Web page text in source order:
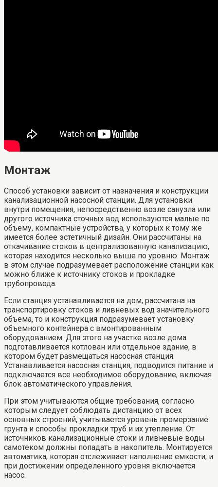
Монтаж
Способ установки зависит от назначения и конструкции
канализационной насосной станции. Для установки
внутри помещения, непосредственно возле санузла или
другого источника сточных вод используются малые по
объему, компактные устройства, у которых к тому же
имеется более эстетичный дизайн. Они рассчитаны на
откачивание стоков в централизованную канализацию,
которая находится несколько выше по уровню. Монтаж
в этом случае подразумевает расположение станции как
можно ближе к источнику стоков и прокладке
трубопровода.
Если станция устанавливается на дом, рассчитана на
транспортировку стоков и ливневых вод значительного
объема, то и конструкция подразумевает установку
объемного контейнера с вмонтированным
оборудованием. Для этого на участке возле дома
подготавливается котлован или отдельное здание, в
котором будет размещаться насосная станция.
Устанавливается насосная станция, подводится питание и
подключается все необходимое оборудование, включая
блок автоматического управления.
При этом учитываются общие требования, согласно
которым следует соблюдать дистанцию от всех
основных строений, учитывается уровень промерзание
грунта и способы прокладки труб и их утепление. От
источников канализационные стоки и ливневые воды
самотеком должны попадать в накопитель. Монтируется
автоматика, которая отслеживает наполнение емкости, и
при достижении определенного уровня включается
насос.